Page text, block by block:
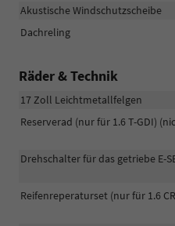
Akustische Windschutzscheibe
Dachreling
Räder & Technik
17 Zoll Leichtmetallfelgen
Reserverad (nur für 1.6 T-GDI)
Drehschalter für das getriebe E-
Reifenreperaturset (nur für 1.6